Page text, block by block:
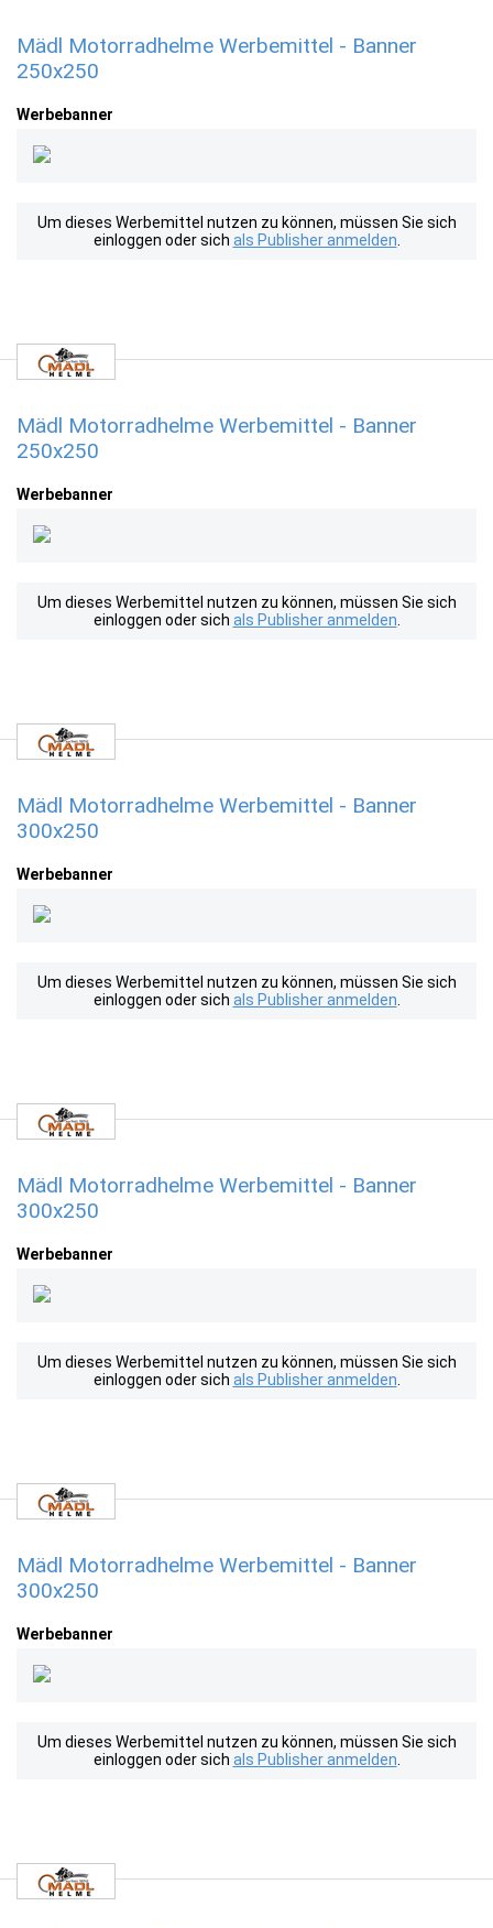
Mädl Motorradhelme Werbemittel - Banner
250x250
Werbebanner
Um dieses Werbemittel nutzen zu können, müssen Sie sich
einloggen oder sich als Publisher anmelden
Mädl Motorradhelme Werbemittel - Banner
250x250
Werbebanner
Um dieses Werbemittel nutzen zu können, müssen Sie sich
einloggen oder sich als Publisher anmelden
Mädl Motorradhelme Werbemittel - Banner
300x250
Werbebanner
Um dieses Werbemittel nutzen zu können, müssen Sie sich
einloggen oder sich als Publisher anmelden
Mädl Motorradhelme Werbemittel - Banner
300x250
Werbebanner
Um dieses Werbemittel nutzen zu können, müssen Sie sich
einloggen oder sich als Publisher anmelden
Mädl Motorradhelme Werbemittel - Banner
300x250
Werbebanner
Um dieses Werbemittel nutzen zu können, müssen Sie sich
einloggen oder sich als Publisher anmelden